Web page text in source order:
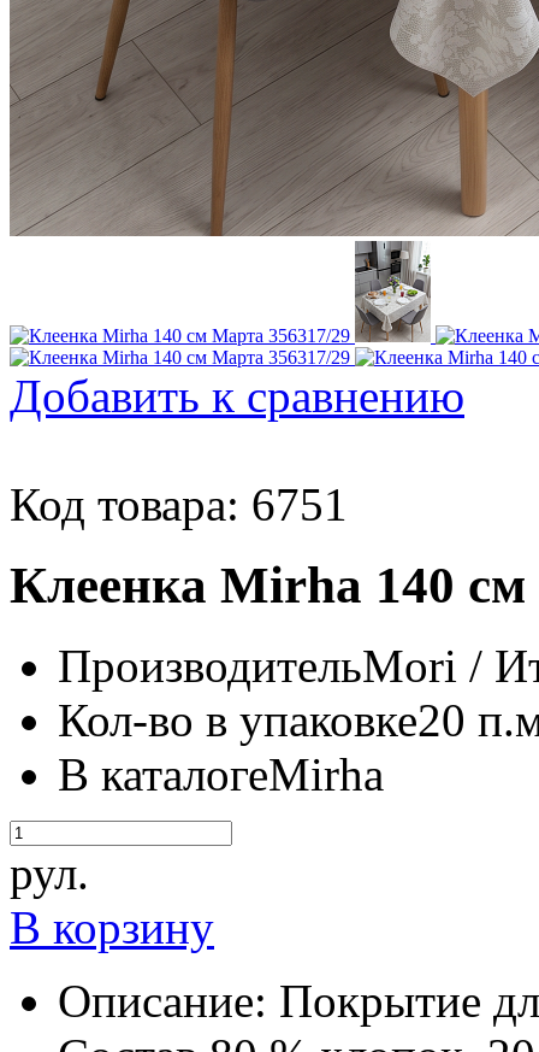
Добавить к сравнению
Код товара: 6751
Клеенка Mirha 140
ПроизводительMori /
Кол-во в упаковке20
В каталогеMirha
рул.
В корзину
Описание: Покрытие